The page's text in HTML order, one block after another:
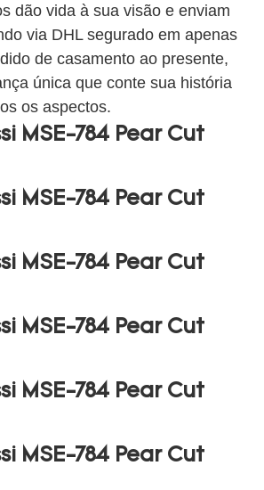
dão vida à sua visão e enviam
via DHL segurado em apenas
de casamento ao presente,
única que conte sua história
os aspectos.